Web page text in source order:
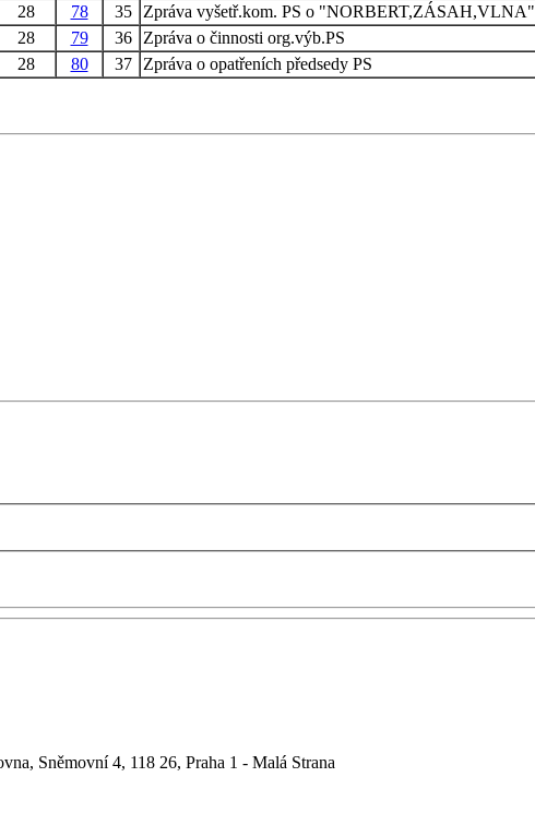
28
78 35 Zpráva vyšetř.kom. PS o "NORBERT,ZÁSAH,VLNA"
28
79 36 Zpráva o činnosti org.výb.PS
28
80 37 Zpráva o opatřeních předsedy PS
Sněmovní 4, 118 26, Praha 1 - Malá Strana